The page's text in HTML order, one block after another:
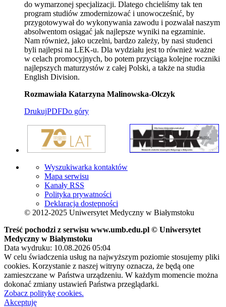
do wymarzonej specjalizacji. Dlatego chcieliśmy tak ten
program studiów zmodernizować i unowocześnić, by
przygotowywał do wykonywania zawodu i pozwalał naszym
absolwentom osiągać jak najlepsze wyniki na egzaminie.
Nam również, jako uczelni, bardzo zależy, by nasi studenci
byli najlepsi na LEK-u. Dla wydziału jest to również ważne
w celach promocyjnych, bo potem przyciąga kolejne roczniki
najlepszych maturzystów z całej Polski, a także na studia
English Division.
Rozmawiała Katarzyna Malinowska-Olczyk
DrukujPDFDo góry
Wyszukiwarka kontaktów
Mapa serwisu
Kanały RSS
Polityka prywatności
Deklaracja dostępności
© 2012-2025 Uniwersytet Medyczny w Białymstoku
Treść pochodzi z serwisu www.umb.edu.pl © Uniwersytet
Medyczny w Białymstoku
Data wydruku: 10.08.2026 05:04
W celu świadczenia usług na najwyższym poziomie stosujemy pliki
cookies. Korzystanie z naszej witryny oznacza, że będą one
zamieszczane w Państwa urządzeniu. W każdym momencie można
dokonać zmiany ustawień Państwa przeglądarki.
Zobacz politykę cookies.
Akceptuję